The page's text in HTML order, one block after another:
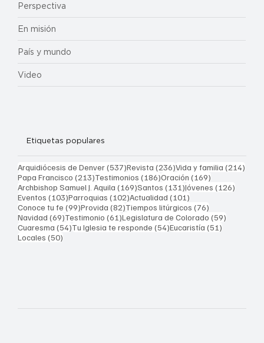
Perspectiva
En misión
País y mundo
Video
Etiquetas populares
Arquidiócesis de Denver(537)537 entradas
Revista (236)236 entradas
Vida y familia (214)
Papa Francisco (213)213 entradas
Testimonios (186)186 entradas
Oración (169)
Archbishop Samuel J. Aquila (169)169 entradas
Santos (131)131 entradas
Jóvenes (126)
Eventos (103)103 entradas
Parroquias (102)102 entradas
Actualidad (101)
Conoce tu fe (99)99 entradas
Provida (82)82 entradas
Tiempos litúrgicos (76)
Navidad (69)69 entradas
Testimonio (61)61 entradas
Legislatura de Colorado (59)
Cuaresma (54)54 entradas
Tu Iglesia te responde (54)54 entradas
Eucaristía (51)
Locales (50)